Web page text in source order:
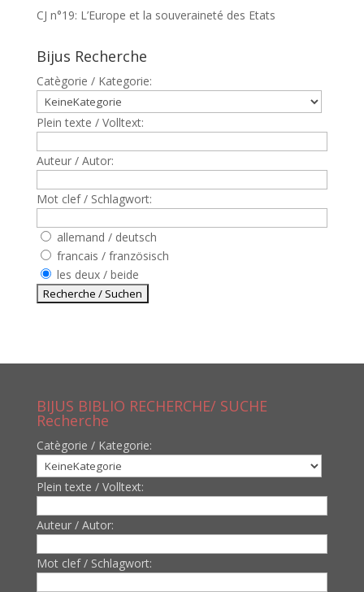
CJ n°19: L’Europe et la souveraineté des Etats
Bijus Recherche
Catègorie / Kategorie:
Plein texte / Volltext:
Auteur / Autor:
Mot clef / Schlagwort:
allemand / deutsch
francais / französisch
les deux / beide
BIJUS BIBLIO RECHERCHE/ SUCHE
Recherche
Catègorie / Kategorie:
Plein texte / Volltext:
Auteur / Autor:
Mot clef / Schlagwort: